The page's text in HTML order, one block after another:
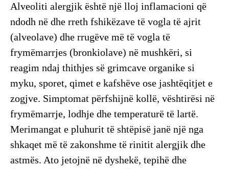
Alveoliti alergjik është një lloj inflamacioni që
ndodh në dhe rreth fshikëzave të vogla të ajrit
(alveolave) dhe rrugëve më të vogla të
frymëmarrjes (bronkiolave) në mushkëri, si
reagim ndaj thithjes së grimcave organike si
myku, sporet, qimet e kafshëve ose jashtëqitjet e
zogjve. Simptomat përfshijnë kollë, vështirësi në
frymëmarrje, lodhje dhe temperaturë të lartë.
Merimangat e pluhurit të shtëpisë janë një nga
shkaqet më të zakonshme të rinitit alergjik dhe
astmës. Ato jetojnë në dyshekë, tepihë dhe